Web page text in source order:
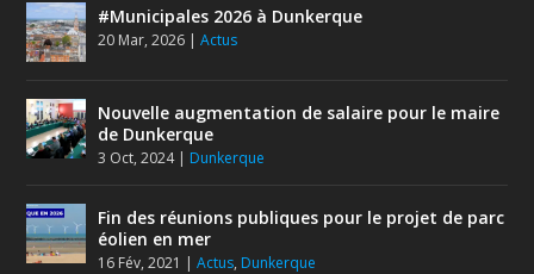
#Municipales 2026 à Dunkerque
20 Mar, 2026 |Actus
Nouvelle augmentation de salaire pour le maire
de Dunkerque
3 Oct, 2024| Dunkerque
Fin des réunions publiques pour le projet de parc
éolien en mer
16 Fév, 2021 |Actus, Dunkerque